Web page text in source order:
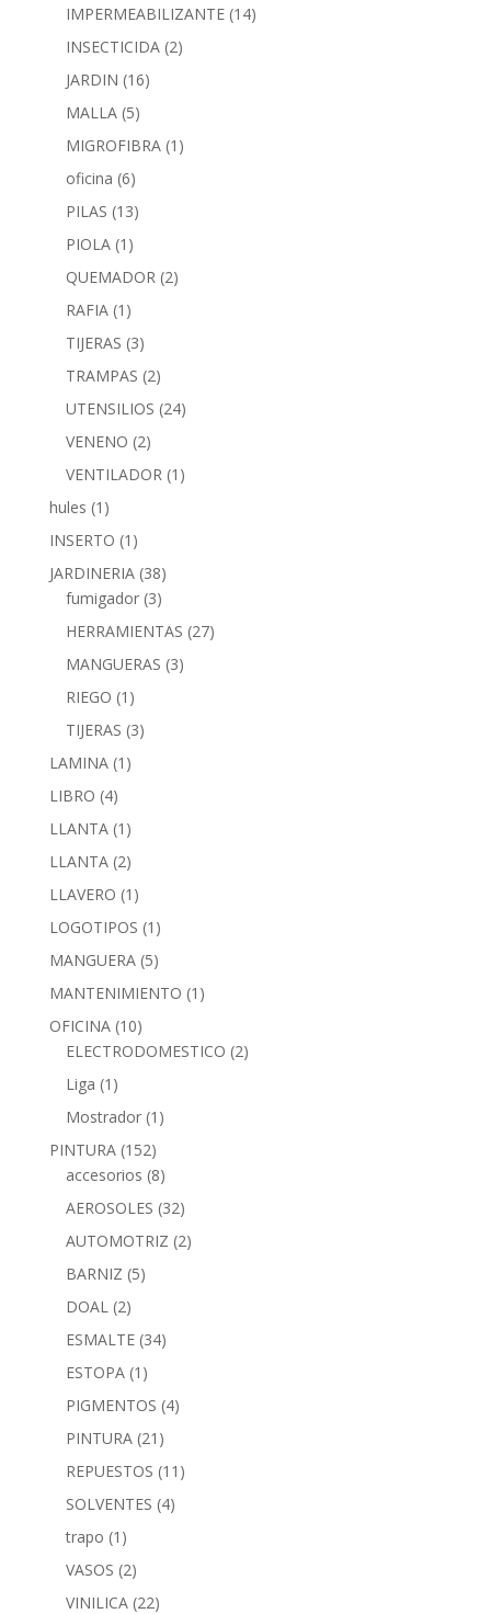
IMPERMEABILIZANTE (14)
INSECTICIDA (2)
JARDIN (16)
MALLA (5)
MIGROFIBRA (1)
oficina (6)
PILAS (13)
PIOLA (1)
QUEMADOR (2)
RAFIA (1)
TIJERAS (3)
TRAMPAS (2)
UTENSILIOS (24)
VENENO (2)
VENTILADOR (1)
hules (1)
INSERTO (1)
JARDINERIA (38)
fumigador (3)
HERRAMIENTAS (27)
MANGUERAS (3)
RIEGO (1)
TIJERAS (3)
LAMINA (1)
LIBRO (4)
LLANTA (1)
LLANTA (2)
LLAVERO (1)
LOGOTIPOS (1)
MANGUERA (5)
MANTENIMIENTO (1)
OFICINA (10)
ELECTRODOMESTICO (2)
Liga (1)
Mostrador (1)
PINTURA (152)
accesorios (8)
AEROSOLES (32)
AUTOMOTRIZ (2)
BARNIZ (5)
DOAL (2)
ESMALTE (34)
ESTOPA (1)
PIGMENTOS (4)
PINTURA (21)
REPUESTOS (11)
SOLVENTES (4)
trapo (1)
VASOS (2)
VINILICA (22)